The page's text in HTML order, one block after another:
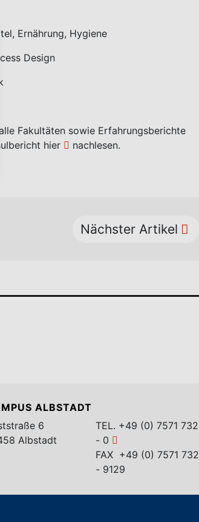
Ernährung, Hygiene
Design
Fakultäten sowie Erfahrungsberichte
hier nachlesen.
Nächster Artikel
ALBSTADT
6
Albstadt
TEL. +49 (0) 7571 732
- 0
FAX +49 (0) 7571 732
- 9129